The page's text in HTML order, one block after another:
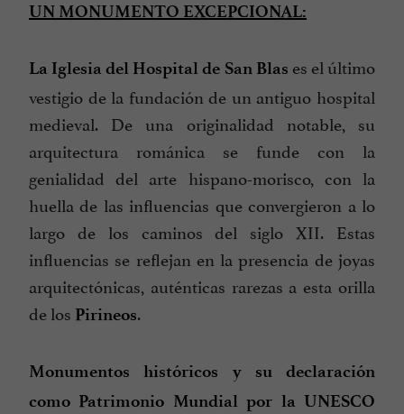
UN MONUMENTO EXCEPCIONAL:
La Iglesia del Hospital de San Blas es el último
vestigio de la fundación de un antiguo hospital
medieval. De una originalidad notable, su
arquitectura románica se funde con la
genialidad del arte hispano-morisco, con la
huella de las influencias que convergieron a lo
largo de los caminos del siglo XII. Estas
influencias se reflejan en la presencia de joyas
arquitectónicas, auténticas rarezas a esta orilla
de los Pirineos.
Monumentos históricos y su declaración
como Patrimonio Mundial por la UNESCO